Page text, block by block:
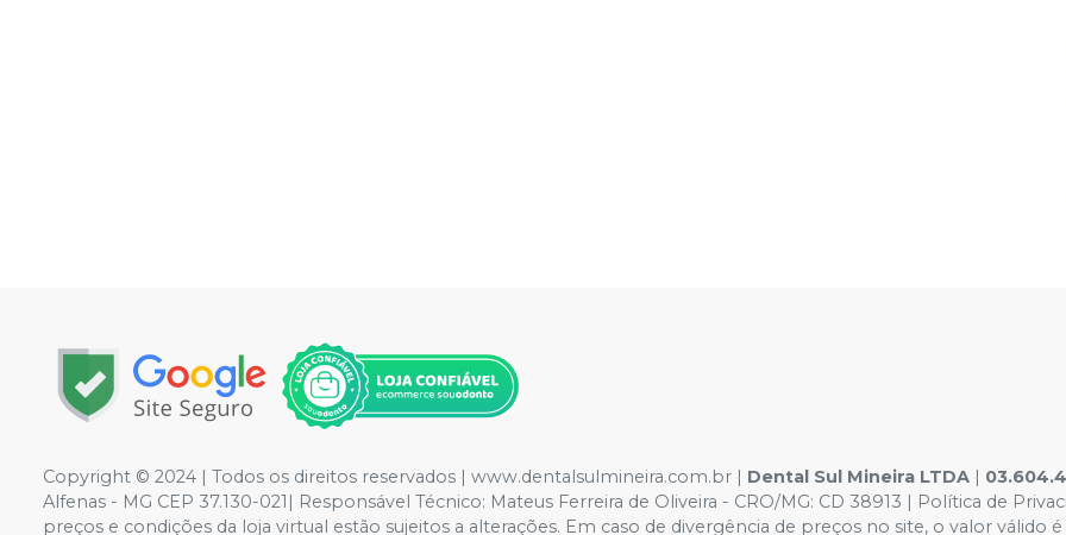
Copyright © 2024 | Todos os direitos reservados | www.dentalsulmineira.com.br | Dental Sul Mineira LTDA
Alfenas - MG CEP 37.130-021| Responsável Técnico: Mateus Ferreira de Oliveira - CRO/MG: CD 38913 | Política de
preços e condições da loja virtual estão sujeitos a alterações. Em caso de divergência de preços no site, o valor